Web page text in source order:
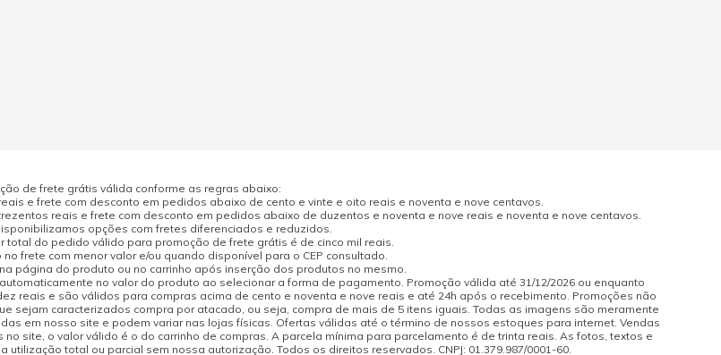
de frete grátis válida conforme as regras abaixo:
e frete com desconto em pedidos abaixo de cento e vinte e oito reais e noventa e nove centavos.
reais e frete com desconto em pedidos abaixo de duzentos e noventa e nove reais e noventa e nove centavos.
opções com fretes diferenciados e reduzidos.
total do pedido válido para promoção de frete grátis é de cinco mil reais.
frete com menor valor e/ou quando disponível para o CEP consultado.
página do produto ou no carrinho após inserção dos produtos no mesmo.
no valor do produto ao selecionar a forma de pagamento. Promoção válida até 31/12/2026 ou enquanto
reais e são válidos para compras acima de cento e noventa e nove reais e até 24h após o recebimento. Promoções não
sejam caracterizados compra por atacado, ou seja, compra de mais de 5 itens iguais. Todas as imagens são meramente
em nosso site e podem variar nas lojas físicas. Ofertas válidas até o término de nossos estoques para internet. Vendas
site, o valor válido é o do carrinho de compras. A parcela mínima para parcelamento é de trinta reais. As fotos, textos e
total ou parcial sem nossa autorização. Todos os direitos reservados. CNPJ: 01.379.987/0001-60.